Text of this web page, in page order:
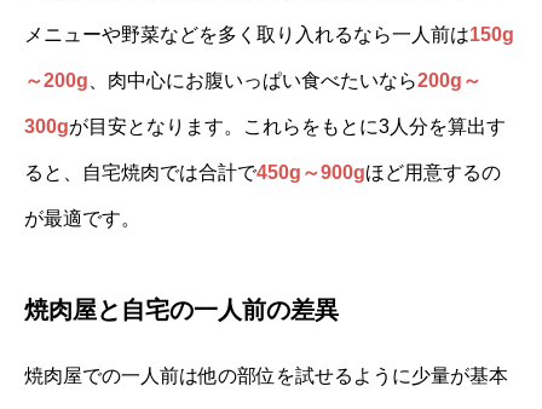
メニューや野菜などを多く取り入れるなら一人前は150g
～200g 、肉中心にお腹いっぱい食べたいなら200g～
300gが目安となります。これらをもとに3人分を算出す
ると、自宅焼肉では合計で450g～900gほど用意するの
が最適です。
焼肉屋と自宅の一人前の差異
焼肉屋での一人前は他の部位を試せるように少量が基本